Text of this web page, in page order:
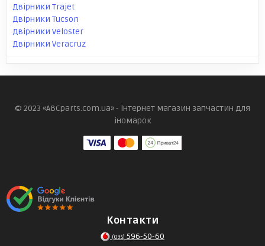
Двірники Trajet
Двірники Tucson
Двірники Veloster
Двірники Veracruz
© 2023 «ABCparts.com.ua» - інтернет магазин запчастин для
іномарок
Контакти
(095) 596-50-60